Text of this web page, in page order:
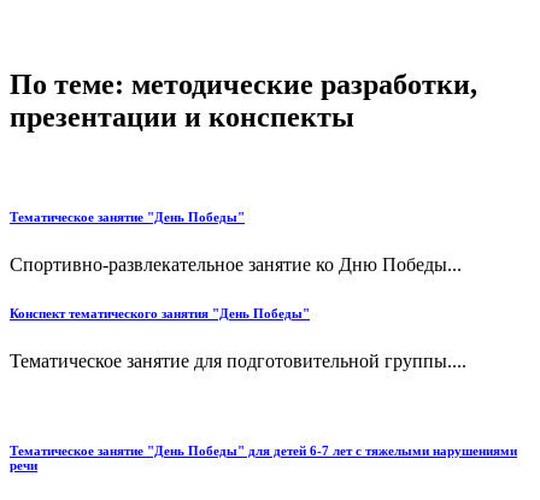
По теме: методические разработки,
презентации и конспекты
Тематическое занятие "День Победы"
Спортивно-развлекательное занятие ко Дню Победы...
Конспект тематического занятия "День Победы"
Тематическое занятие для подготовительной группы....
Тематическое занятие "День Победы" для детей 6-7 лет с тяжелыми нарушениями
речи